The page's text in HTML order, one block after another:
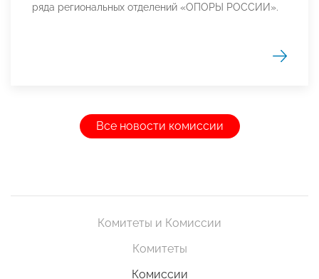
ряда региональных отделений «ОПОРЫ РОССИИ».
Все новости комиссии
Комитеты и Комиссии
Комитеты
Комиссии